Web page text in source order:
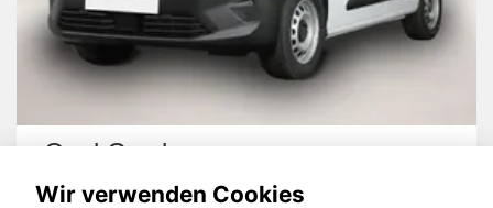
Opel Combo
Wir verwenden Cookies